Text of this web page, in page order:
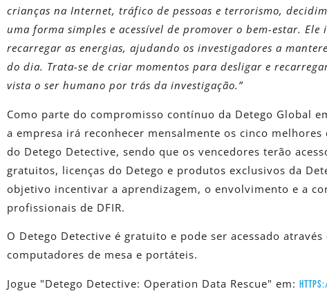
crianças na Internet, tráfico de pessoas e terrorismo,
uma forma simples e acessível de promover o bem-estar. Ele
recarregar as energias, ajudando os investigadores a
do dia. Trata-se de criar momentos para desligar e
vista o ser humano por trás da investigação.”
Como parte do compromisso contínuo da Detego Global
a empresa irá reconhecer mensalmente os cinco
do Detego Detective, sendo que os vencedores terão
gratuitos, licenças do Detego e produtos exclusivos da
objetivo incentivar a aprendizagem, o envolvimento e a
profissionais de DFIR.
O Detego Detective é gratuito e pode ser acessado através
computadores de mesa e portáteis.
Jogue "Detego Detective: Operation Data Rescue" em: